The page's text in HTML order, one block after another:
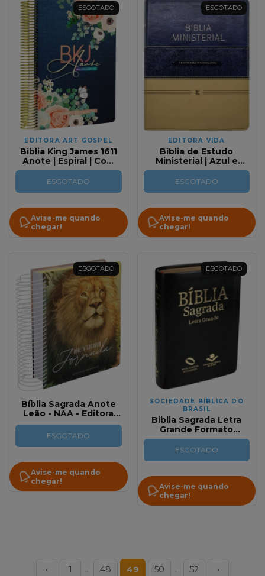
ESGOTADO
EDITORA ART GOSPEL
Bíblia King James 1611
Anote | Espiral | Com
espaço para anotações
| Blue Jeans
ESGOTADO
Avise-me quando
chegar!
ESGOTADO
EDITORA VIDA
Bíblia de Estudo
Ministerial | Azul e
Bege NVI
ESGOTADO
Avise-me quando
chegar!
ESGOTADO
Bíblia Sagrada Anote
Leão - NAA - Editora
SBB
ESGOTADO
Avise-me quando
chegar!
ESGOTADO
SOCIEDADE BIBLICA DO
BRASIL
Biblia Sagrada Letra
Grande Formato
Compacto Versão Nova
Almeida Atualizada
ESGOTADO
Avise-me quando
chegar!
‹ 1 … 48 49 50 … 52 ›